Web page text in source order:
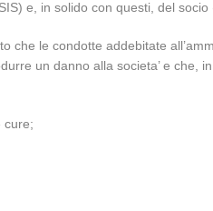
e, in solido con questi, del socio
le condotte addebitate
un danno alla societa’ e che,
cure;